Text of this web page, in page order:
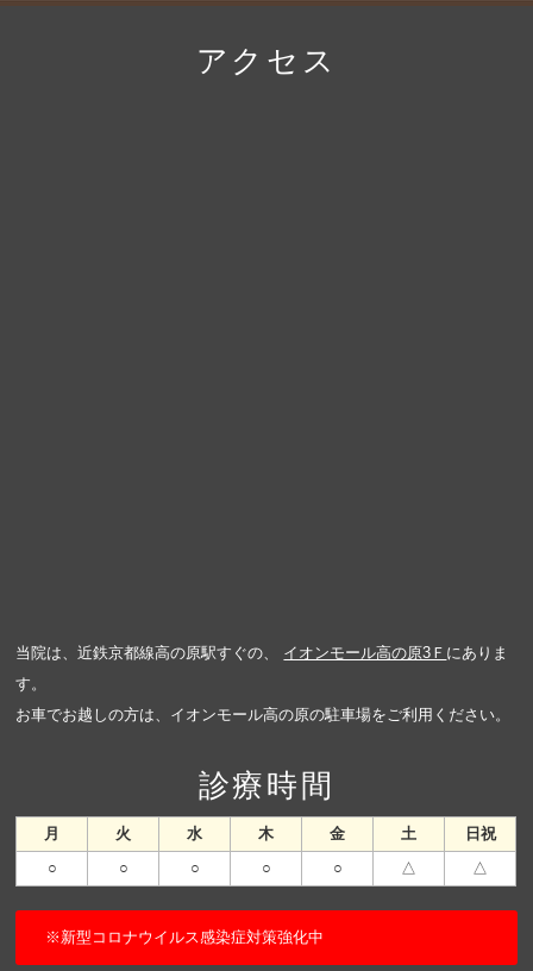
アクセス
当院は、近鉄京都線高の原駅すぐの、 イオンモール高の原3Ｆ にありま
す。
お車でお越しの方は、イオンモール高の原の駐車場をご利用ください。
診療時間
月 火 水 木 金 土
日祝
○
○ ○ ○ ○ △ △
※新型コロナウイルス感染症対策強化中